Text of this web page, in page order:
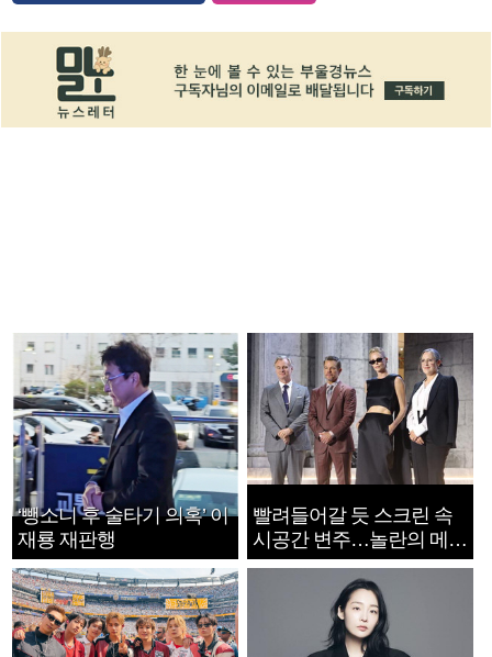
‘뺑소니 후 술타기 의혹’ 이
재룡 재판행
빨려들어갈 듯 스크린 속
시공간 변주…놀란의 메시
지는 ‘전쟁 속죄’